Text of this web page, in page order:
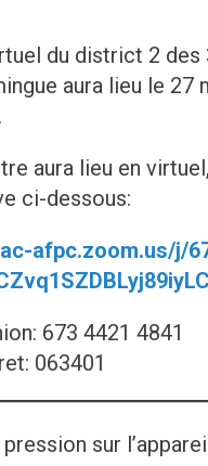
du district 2
aura lieu le 27
aura lieu en
ci-dessous:
afpc.zoom.us/j/
673 4421 4841
063401
pression sur